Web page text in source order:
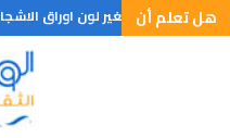
هل تعلم أن
هل تعلم سبب تغير لون اوراق الاشجار